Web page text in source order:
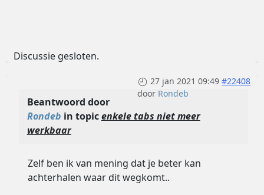
Discussie gesloten.
27 jan 2021 09:49 #22408
door Rondeb
Beantwoord door
Rondeb in topicenkele tabs niet meer
werkbaar
Zelf ben ik van mening dat je beter kan
achterhalen waar dit wegkomt..